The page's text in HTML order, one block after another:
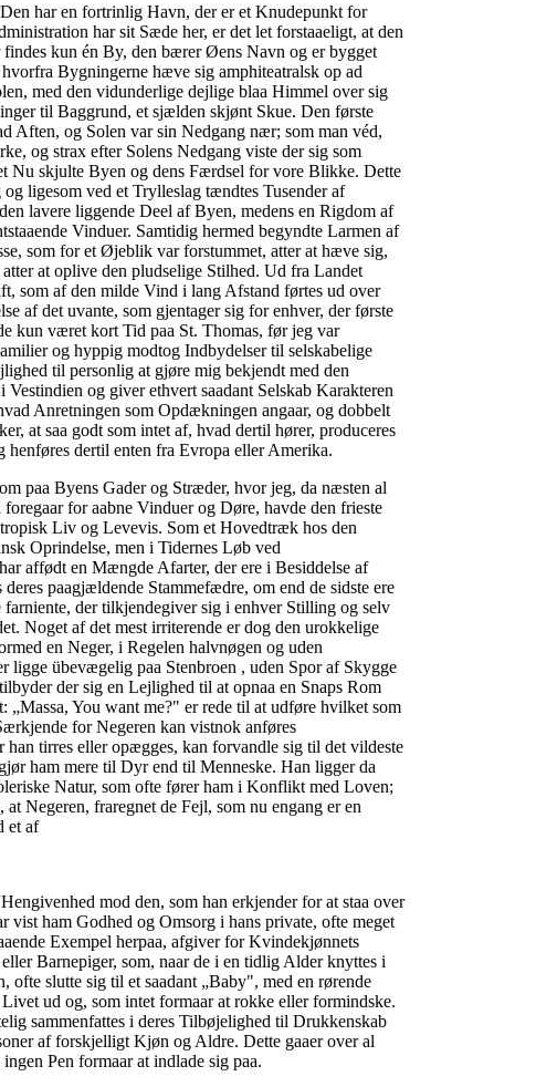
har en fortrinlig Havn, der er et Knudepunkt for
har sit Sæde her, er det let forstaaeligt, at den
kun én By, den bærer Øens Navn og er bygget
Bygningerne hæve sig amphiteatralsk op ad
med den vidunderlige dejlige blaa Himmel over sig
til Baggrund, et sjælden skjønt Skue. Den første
Aften, og Solen var sin Nedgang nær; som man véd,
og strax efter Solens Nedgang viste der sig som
Nu skjulte Byen og dens Færdsel for vore Blikke. Dette
ligesom ved et Trylleslag tændtes Tusender af
lavere liggende Deel af Byen, medens en Rigdom af
Vinduer. Samtidig hermed begyndte Larmen af
som for et Øjeblik var forstummet, atter at hæve sig,
at oplive den pludselige Stilhed. Ud fra Landet
som af den milde Vind i lang Afstand førtes ud over
af det uvante, som gjentager sig for enhver, der første
kun været kort Tid paa St. Thomas, før jeg var
og hyppig modtog Indbydelser til selskabelige
til personlig at gjøre mig bekjendt med den
og giver ethvert saadant Selskab Karakteren
Anretningen som Opdækningen angaar, og dobbelt
at saa godt som intet af, hvad dertil hører, produceres
henføres dertil enten fra Evropa eller Amerika.
paa Byens Gader og Stræder, hvor jeg, da næsten al
for aabne Vinduer og Døre, havde den frieste
Liv og Levevis. Som et Hovedtræk hos den
Oprindelse, men i Tidernes Løb ved
affødt en Mængde Afarter, der ere i Besiddelse af
paagjældende Stammefædre, om end de sidste ere
farniente, der tilkjendegiver sig i enhver Stilling og selv
Noget af det mest irriterende er dog den urokkelige
en Neger, i Regelen halvnøgen og uden
ligge übevægelig paa Stenbroen , uden Spor af Skygge
der sig en Lejlighed til at opnaa en Snaps Rom
„Massa, You want me?" er rede til at udføre hvilket som
for Negeren kan vistnok anføres
tirres eller opægges, kan forvandle sig til det vildeste
ham mere til Dyr end til Menneske. Han ligger da
Natur, som ofte fører ham i Konflikt med Loven;
Negeren, fraregnet de Fejl, som nu engang er en
et af
mod den, som han erkjender for at staa over
vist ham Godhed og Omsorg i hans private, ofte meget
Exempel herpaa, afgiver for Kvindekjønnets
Barnepiger, som, naar de i en tidlig Alder knyttes i
ofte slutte sig til et saadant „Baby", med en rørende
ud og, som intet formaar at rokke eller formindske.
sammenfattes i deres Tilbøjelighed til Drukkenskab
af forskjelligt Kjøn og Aldre. Dette gaaer over al
Pen formaar at indlade sig paa.